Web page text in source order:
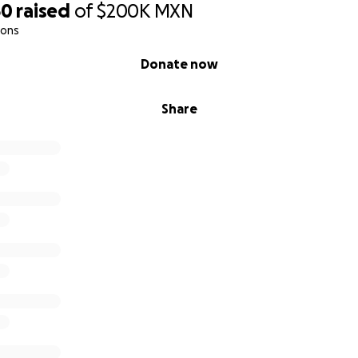
raised of$200K MXN
Share
Donate now
compartir y por apoyar. De corazón.